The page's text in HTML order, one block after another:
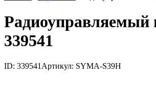
Радиоуправляемый
339541
ID: 339541 Артикул: SYMA-S39H